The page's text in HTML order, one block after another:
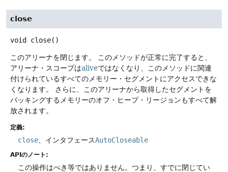
close
void close()
このアリーナを閉じます。
このメソッドが正常に完了すると、
アリーナ・スコープはaliveではなくなり、このメソッドに関連
付けられているすべてのメモリー・セグメントにアクセスできな
くなります。
さらに、このアリーナから取得したセグメントを
バッキングするメモリーのオフ・ヒープ・リージョンもすべて解
放されます。
定義:
close 、インタフェースAutoCloseable
APIのノート:
この操作はべき等ではありません。つまり、すでに閉じてい